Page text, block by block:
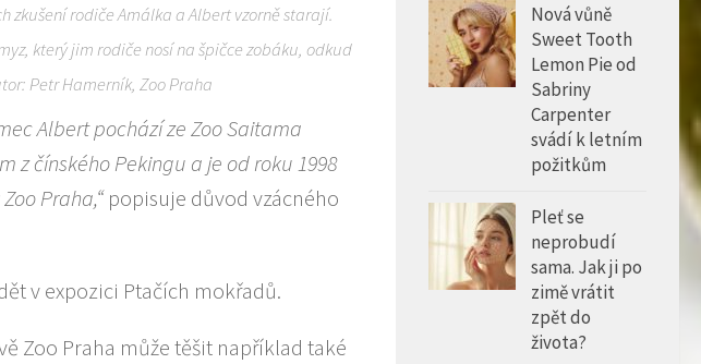
zkušení rodiče Amálka a Albert vzorně starají.
který jim rodiče nosí na špičce zobáku, odkud
Petr Hamerník, Zoo Praha
Albert pochází ze Zoo Saitama
z čínského Pekingu a je od roku 1998
Praha,“popisuje důvod vzácného
v expozici Ptačích mokřadů.
Zoo Praha může těšit například také
Nová vůně
Sweet Tooth
Lemon Pie od
Sabriny
Carpenter
svádí k letním
požitkům
Pleť se
neprobudí
sama. Jak ji po
zimě vrátit
zpět do
života?